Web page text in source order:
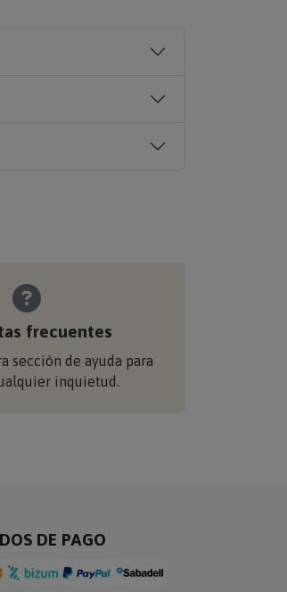
frecuentes
sección de ayuda para
inquietud.
DE PAGO